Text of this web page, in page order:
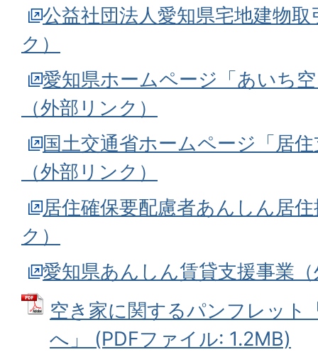
公益社団法人愛知県宅地建物
ク）
愛知県ホームページ「あいち
（外部リンク）
国土交通省ホームページ「居
（外部リンク）
居住確保要配慮者あんしん居
ク）
愛知県あんしん賃貸支援事業
空き家に関するパンフレット
へ」 (PDFファイル: 1.2MB)